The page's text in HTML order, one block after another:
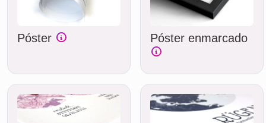
Póster Póster enmarcado